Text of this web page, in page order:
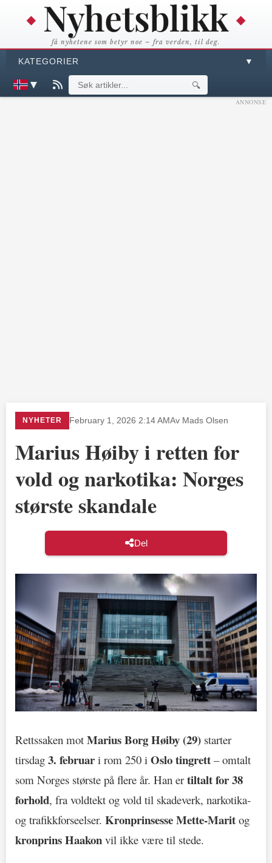
få nyhetene som betyr noe – fra verden, til deg.
KATEGORIER ▼
▼ 🔍
ANNONSE
NYHETER February 1, 2026 2:14 AMAv Mads Olsen
Marius Høiby i retten for
vold og narkotika: Norges
største skandale
Del
Rettssaken mot Marius Borg Høiby (29) starter
tirsdag 3. februar i rom 250 i Oslo tingrett – omtalt
som Norges største på flere år. Han ertiltalt for 38
forhold, fra voldtekt og vold til skadeverk, narkotika-
og trafikkforseelser. Kronprinsesse Mette-Marit og
kronprins Haakon vil ikke være til stede.